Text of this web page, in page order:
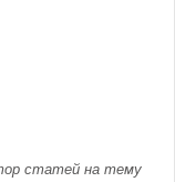
статей на тему